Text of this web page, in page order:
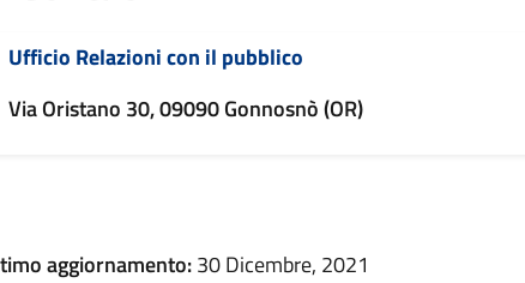
Ufficio Relazioni con il pubblico
Via Oristano 30, 09090 Gonnosnò (OR)
aggiornamento:30 Dicembre, 2021